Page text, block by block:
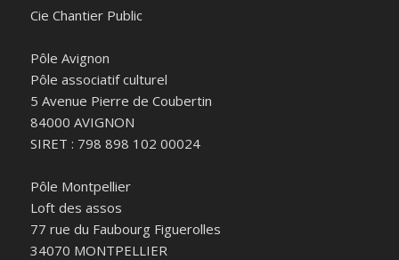
Cie Chantier Public
Pôle Avignon
Pôle associatif culturel
5 Avenue Pierre de Coubertin
84000 AVIGNON
SIRET : 798 898 102 00024
Pôle Montpellier
Loft des assos
77 rue du Faubourg Figuerolles
34070 MONTPELLIER